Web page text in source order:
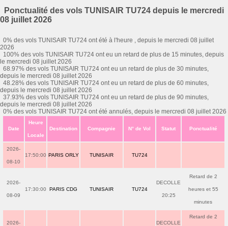
Ponctualité des vols TUNISAIR TU724 depuis le mercredi
08 juillet 2026
0% des vols TUNISAIR TU724 ont été à l'heure , depuis le mercredi 08 juillet
2026
100% des vols TUNISAIR TU724 ont eu un retard de plus de 15 minutes, depuis
le mercredi 08 juillet 2026
68.97% des vols TUNISAIR TU724 ont eu un retard de plus de 30 minutes,
depuis le mercredi 08 juillet 2026
48.28% des vols TUNISAIR TU724 ont eu un retard de plus de 60 minutes,
depuis le mercredi 08 juillet 2026
37.93% des vols TUNISAIR TU724 ont eu un retard de plus de 90 minutes,
depuis le mercredi 08 juillet 2026
0% des vols TUNISAIR TU724 ont été annulés, depuis le mercredi 08 juillet 2026
Date
Heure
Locale
Destination Compagnie N° de Vol Statut Ponctualité
2026-
08-10
17:50:00 PARIS ORLY TUNISAIR TU724
2026-
08-09
17:30:00 PARIS CDG TUNISAIR TU724
DECOLLE
20:25
Retard de 2
heures et 55
minutes
2026- DECOLLE
Retard de 2